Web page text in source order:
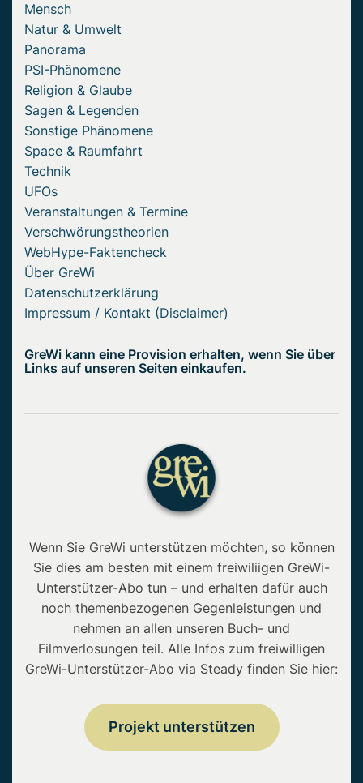
Mensch
Natur & Umwelt
Panorama
PSI-Phänomene
Religion & Glaube
Sagen & Legenden
Sonstige Phänomene
Space & Raumfahrt
Technik
UFOs
Veranstaltungen & Termine
Verschwörungstheorien
WebHype-Faktencheck
Über GreWi
Datenschutzerklärung
Impressum / Kontakt (Disclaimer)
GreWi kann eine Provision erhalten, wenn Sie über
Links auf unseren Seiten einkaufen.
Wenn Sie GreWi unterstützen möchten, so können
Sie dies am besten mit einem freiwiliigen GreWi-
Unterstützer-Abo tun – und erhalten dafür auch
noch themenbezogenen Gegenleistungen und
nehmen an allen unseren Buch- und
Filmverlosungen teil. Alle Infos zum freiwilligen
GreWi-Unterstützer-Abo via Steady finden Sie hier:
Projekt unterstützen